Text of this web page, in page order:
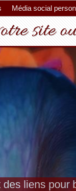
Média social
site
et outils pour